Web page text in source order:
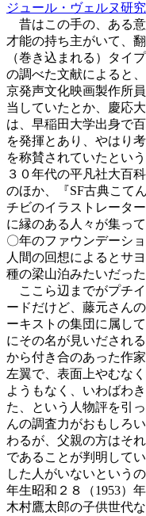
ジュール・ヴェルヌ研
昔はこの手の、ある
才能の持ち主がいて、
（巻き込まれる）タイ
の調べた文献によると
京発声文化映画製作所
当していたとか、慶応
は、早稲田大学出身で
を発揮とあり、やはり
を称賛されていたとい
３０年代の平凡社大百
のほか、『SF古典こて
チビのイラストレータ
に縁のある人々が集っ
〇年のファウンデーシ
人間の回想によるとサ
種の梁山泊みたいだった
ここら辺までがプチ
ードだけど、藤元さん
ーキストの集団に属し
にその名が見いだされ
から付き合のあった作
左翼で、表面上やむな
ようもなく、いわばわ
た、という人物評を引
んの調査力がおもしろ
わるが、父親の方はそ
であることが判明して
した人がいないという
年生昭和２８（1953）
木村鷹太郎の子供世代